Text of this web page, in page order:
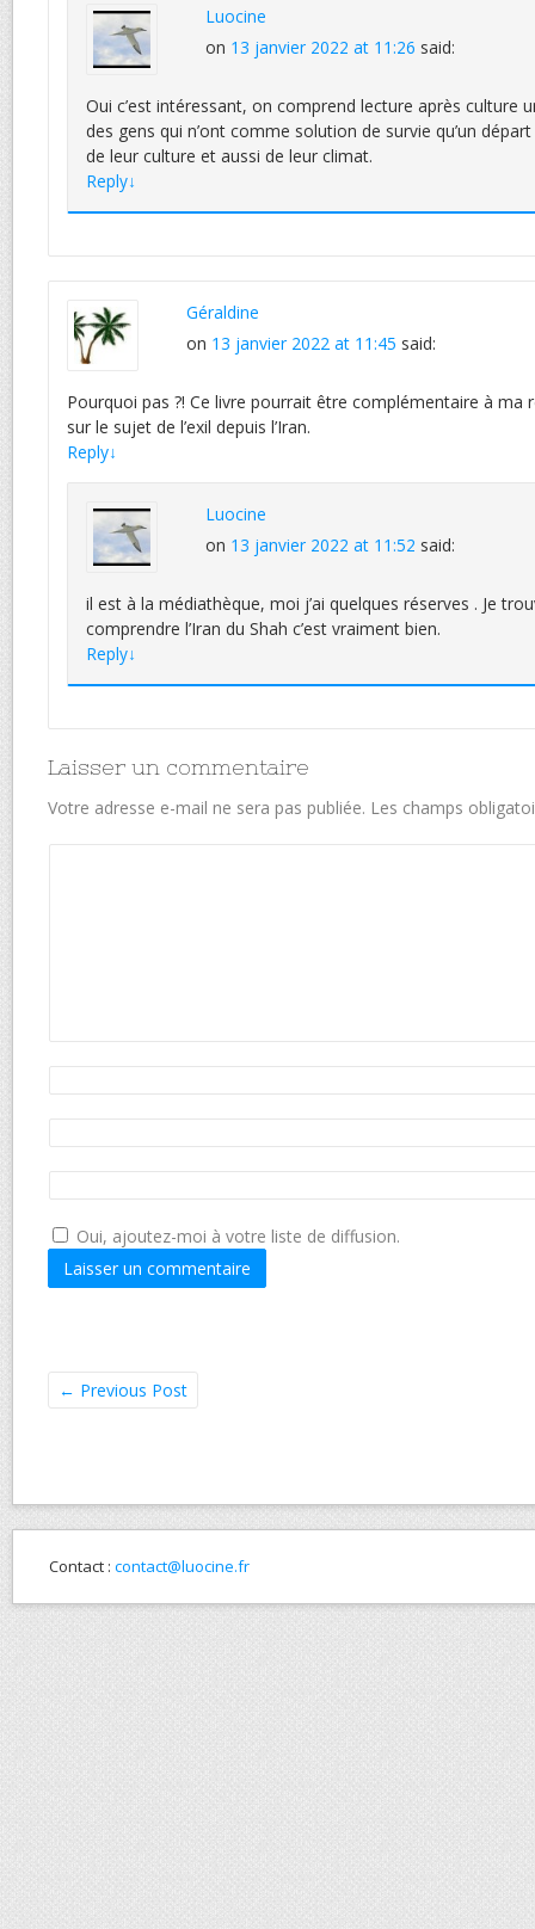
Luocine
on 13 janvier 2022 at 11:26 said:
Oui c’est intéressant, on comprend lecture après culture
des gens qui n’ont comme solution de survie qu’un
de leur culture et aussi de leur climat.
Reply↓
Géraldine
on 13 janvier 2022 at 11:45 said:
Pourquoi pas ?! Ce livre pourrait être complémentaire à ma
sur le sujet de l’exil depuis l’Iran.
Reply↓
Luocine
on 13 janvier 2022 at 11:52 said:
il est à la médiathèque, moi j’ai quelques réserves . Je
comprendre l’Iran du Shah c’est vraiment bien.
Reply↓
Laisser un commentaire
Votre adresse e-mail ne sera pas publiée. Les champs
Oui, ajoutez-moi à votre liste de diffusion.
← Previous Post
Contact : contact@luocine.fr